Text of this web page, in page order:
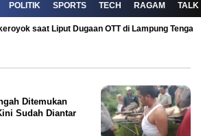
POLITIK SPORTS TECH RAGAM TALK
saat Liput Dugaan OTT di Lampung
Ditemukan
Sudah Diantar